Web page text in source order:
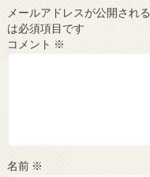
メールアドレスが公開され
は必須項目です
コメント ※
名前 ※